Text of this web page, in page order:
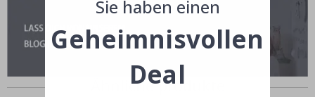
Ähnliche produkte
Sie haben einen
Geheimnisvollen
Deal